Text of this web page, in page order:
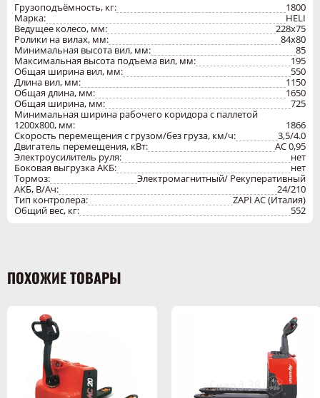
Грузоподъёмность, кг:
1800
Марка:
HELI
Ведущее колесо, мм:
228х75
Ролики на вилах, мм:
84х80
Минимальная высота вил, мм:
85
Максимальная высота подъема вил, мм:
195
Общая ширина вил, мм:
550
Длина вил, мм:
1150
Общая длина, мм:
1650
Общая ширина, мм:
725
Минимальная ширина рабочего коридора с паллетой
1200х800, мм:
1866
Скорость перемещения с грузом/без груза, км/ч:
3,5/4.0
Двигатель перемещения, кВт:
AC 0,95
Электроусилитель руля:
нет
Боковая выгрузка АКБ:
нет
Тормоз:
Электромагнитный/ Рекуперативный
АКБ, В/Ач:
24/210
Тип контролера:
ZAPI AC (Италия)
Общий вес, кг:
552
ПОХОЖИЕ ТОВАРЫ